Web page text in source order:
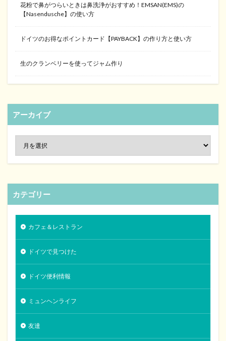
花粉で鼻がつらいときは鼻洗浄がおすすめ！EMSAN(EMS)の
【Nasendusche】の使い方
ドイツのお得なポイントカード【PAYBACK】の作り方と使い方
生のクランベリーを使ってジャム作り
アーカイブ
カテゴリー
カフェ＆レストラン
ドイツで見つけた
ドイツ便利情報
ミュンヘンライフ
友達